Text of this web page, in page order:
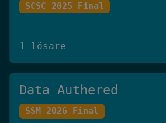
SCSC 2025 Final
1 lösare
Data Authered
SSM 2026 Final